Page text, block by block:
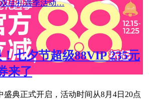
双旦礼遇季活动…
七夕节超级88VIP 235元
来了
盛典正式开启，活动时间从8月4日20点